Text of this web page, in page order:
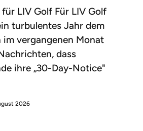
LIV Golf Für LIV Golf
turbulentes Jahr dem
im vergangenen Monat
dass
ihre „30-Day-Notice"
2026